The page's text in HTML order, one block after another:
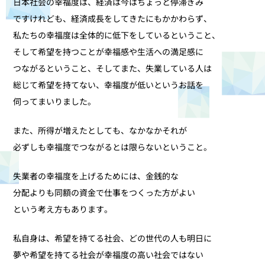
ですけれども、経済成長をしてきたにもかかわらず、
私たちの幸福度は全体的に低下をしているということ、
そして希望を持つことが幸福感や生活への満足感に
つながるということ、そしてまた、失業している人は
総じて希望を持てない、幸福度が低いというお話を
伺ってまいりました。
また、所得が増えたとしても、なかなかそれが
必ずしも幸福度でつながるとは限らないということ。
失業者の幸福度を上げるためには、金銭的な
分配よりも同額の資金で仕事をつくった方がよい
という考え方もあります。
私自身は、希望を持てる社会、どの世代の人も明日に
夢や希望を持てる社会が幸福度の高い社会ではない